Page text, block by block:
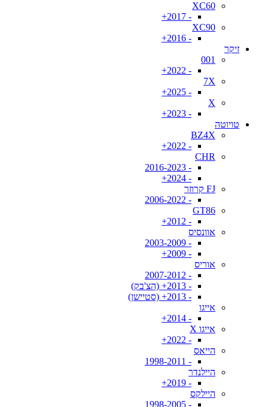
XC60
- 2017+
XC90
- 2016+
זיקר
001
- 2022+
7X
- 2025+
X
- 2023+
טויוטה
BZ4X
- 2022+
CHR
- 2016-2023
- 2024+
FJ קרוזר
- 2006-2022
GT86
- 2012+
אוונסיס
- 2003-2009
- 2009+
אוריס
- 2007-2012
- 2013+ (הצ'בק)
- 2013+ (סטיישן)
אייגו
- 2014+
אייגו X
- 2022+
הייאס
- 1998-2011
היילנדר
- 2019+
היילקס
- 1998-2005